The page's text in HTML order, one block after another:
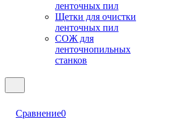
ленточных пил
Щетки для очистки
ленточных пил
СОЖ для
ленточнопильных
станков
Сравнение0